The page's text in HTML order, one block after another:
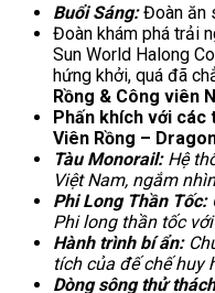
Buổi Sáng:Đoàn ăn
Đoàn khám phá trải
Sun World Halong
hứng khởi, quá đã
Rồng & Công viên
Phấn khích với các
Viên Rồng –
Tàu Monorail: Hệ
Việt Nam, ngắm
Phi Long Thần Tốc:
Phi long thần tốc
Hành trình bí ẩn:
tích của đế chế huy
Dòng sông thử thách